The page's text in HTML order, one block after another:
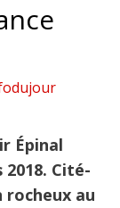
Épinal
2018. Cité-
au